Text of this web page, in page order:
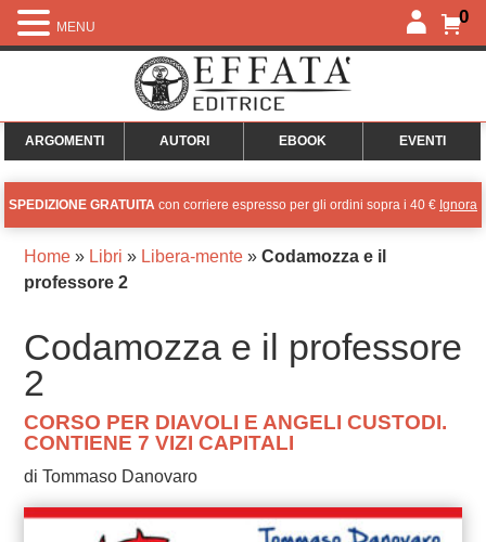
0
ARGOMENTI AUTORI EBOOK EVENTI
SPEDIZIONE GRATUITA con corriere espresso per gli ordini sopra i 40 € Ignora
Home» Libri » Libera-mente» Codamozza e il
professore 2
Codamozza e il professore
2
CORSO PER DIAVOLI E ANGELI CUSTODI.
CONTIENE 7 VIZI CAPITALI
di Tommaso Danovaro
MENU